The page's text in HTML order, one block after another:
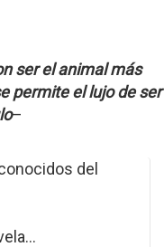
ser el animal más
permite el lujo de ser
–
del